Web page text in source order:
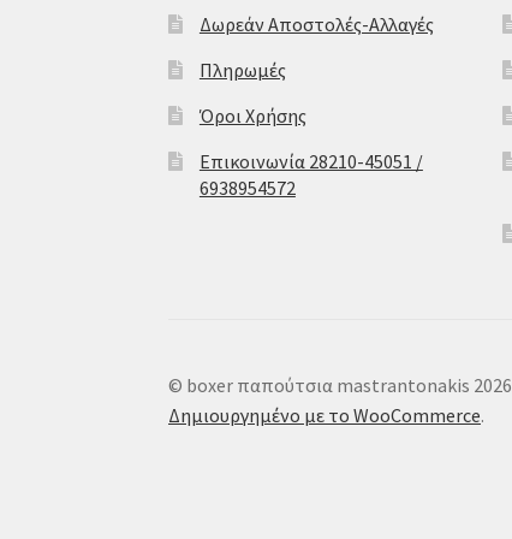
Δωρεάν Αποστολές-Αλλαγές
Πληρωμές
Όροι Χρήσης
Επικοινωνία 28210-45051 /
6938954572
© boxer παπούτσια mastrantonakis 2026
Δημιουργημένο με το WooCommerce.